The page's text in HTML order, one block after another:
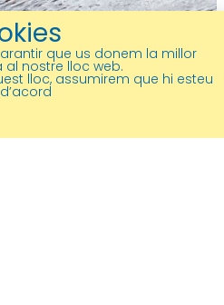
que us donem la millor
al nostre lloc web.
lloc, assumirem que hi esteu
d’acord